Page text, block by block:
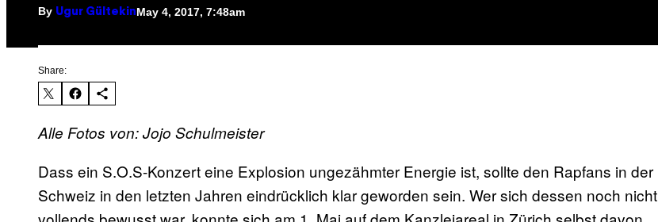
By Ugur GültekinMay 4, 2017, 7:48am
Share:
Alle Fotos von: Jojo Schulmeister
Dass ein S.O.S-Konzert eine Explosion ungezähmter Energie ist, sollte den Rapfans in der
Schweiz in den letzten Jahren eindrücklich klar geworden sein. Wer sich dessen noch nicht